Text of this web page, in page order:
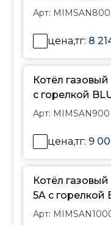
Арт: MIMSAN800
цена,тг: 8
Котёл
с горелкой
Арт: MIMSAN900
цена,тг: 9
Котёл
5A с горелкой
Арт: